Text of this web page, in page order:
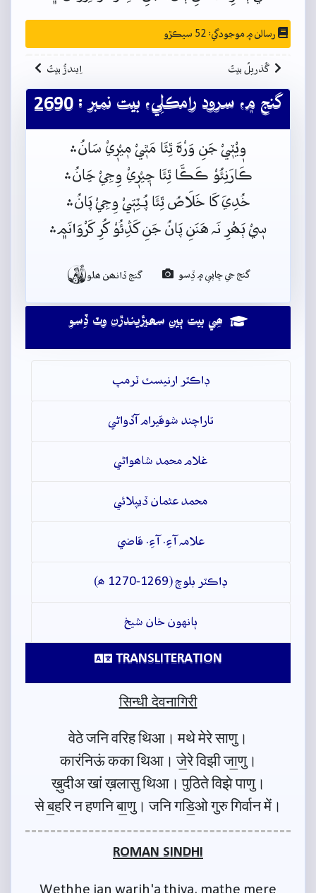
رسالن ۾ موجودگي: 52 سيڪڙو
گُذريلُ بيتُ اِيندڙُ بيتُ
گنج ۾، سرود رامڪلِي، بيت نمبر : 2690
وٖيْٽٖيْ جَنِ وَرْہَ ٿِئَا مَٿٖيْ مٖيْرٖيْ سَانُ﮶
ڪَارَنِئُوْ ڪَڪَّا ٿِئَا ڃٖيْرٖيْ وِجِيْ ڃَانُ﮶
خُدِيَ کَا خَلَاصُ ٿِئَا پُـٽِتٖيْ وِجِيْ پَانُ﮶
سٖيْ ٻَھْرِ نَہ هَنَنِ پَانُ جَنِ کَڎِئُوْ کُرِ کَرْوَانَم﮼﮶
گنج جي ڇاپي ۾ ڏِسو گنج ڏانھن ھلو
ھِي بيت ٻين سھيڙيندڙن وٽ ڏِسو
ڊاڪٽر ارنيسٽ ٽرمپ
تاراچند شوقيرام آڏواڻي
غلام محمد شاھواڻي
محمد عثمان ڏيپلائي
علامہ آءِ. آءِ. قاضي
ڊاڪٽر بلوچ (1269-1270 ھ)
ٻانهون خان شيخ
TRANSLITERATION
सिन्धी देवनागिरी
वेठे जनि वरिह थिआ। मथे मेरे साणु।
कारंनिऊं कका थिआ। जे॒रे विझी जा॒णु।
ख़ुदीअ खां ख़लासु थिआ। पुठिते विझे पाणु।
से ब॒हरि न हणनि बा॒णु। जनि गडि॒ओ गुरु गिर्वान में।
ROMAN SINDHI
Wethhe jan warih'a thiya, mathe mere